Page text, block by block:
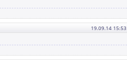
19.09.14 15:53